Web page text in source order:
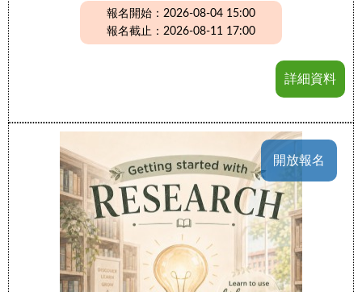
報名開始：2026-08-04 15:00
報名截止：2026-08-11 17:00
詳細資料
開放報名